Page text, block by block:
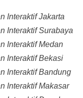
Interaktif Jakarta
Interaktif Surabaya
Interaktif Medan
Interaktif Bekasi
Interaktif Bandung
Interaktif Makasar